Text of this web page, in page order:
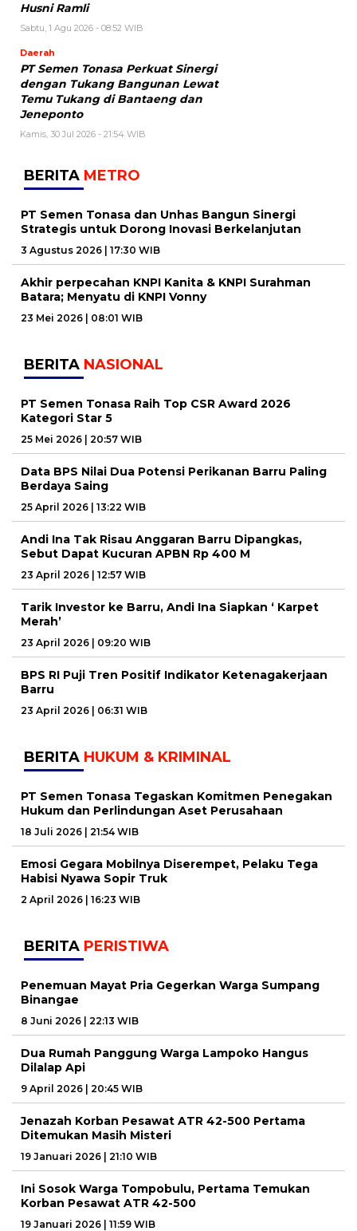
Husni Ramli
Sabtu, 1 Agu 2026 - 08:52 WIB
Daerah
PT Semen Tonasa Perkuat Sinergi
dengan Tukang Bangunan Lewat
Temu Tukang di Bantaeng dan
Jeneponto
Kamis, 30 Jul 2026 - 21:54 WIB
BERITA METRO
PT Semen Tonasa dan Unhas Bangun Sinergi
Strategis untuk Dorong Inovasi Berkelanjutan
3 Agustus 2026 | 17:30 WIB
Akhir perpecahan KNPI Kanita & KNPI Surahman
Batara; Menyatu di KNPI Vonny
23 Mei 2026 | 08:01 WIB
BERITA NASIONAL
PT Semen Tonasa Raih Top CSR Award 2026
Kategori Star 5
25 Mei 2026 | 20:57 WIB
Data BPS Nilai Dua Potensi Perikanan Barru Paling
Berdaya Saing
25 April 2026 | 13:22 WIB
Andi Ina Tak Risau Anggaran Barru Dipangkas,
Sebut Dapat Kucuran APBN Rp 400 M
23 April 2026 | 12:57 WIB
Tarik Investor ke Barru, Andi Ina Siapkan ‘ Karpet
Merah’
23 April 2026 | 09:20 WIB
BPS RI Puji Tren Positif Indikator Ketenagakerjaan
Barru
23 April 2026 | 06:31 WIB
BERITA HUKUM & KRIMINAL
PT Semen Tonasa Tegaskan Komitmen Penegakan
Hukum dan Perlindungan Aset Perusahaan
18 Juli 2026 | 21:54 WIB
Emosi Gegara Mobilnya Diserempet, Pelaku Tega
Habisi Nyawa Sopir Truk
2 April 2026 | 16:23 WIB
BERITA PERISTIWA
Penemuan Mayat Pria Gegerkan Warga Sumpang
Binangae
8 Juni 2026 | 22:13 WIB
Dua Rumah Panggung Warga Lampoko Hangus
Dilalap Api
9 April 2026 | 20:45 WIB
Jenazah Korban Pesawat ATR 42-500 Pertama
Ditemukan Masih Misteri
19 Januari 2026 | 21:10 WIB
Ini Sosok Warga Tompobulu, Pertama Temukan
Korban Pesawat ATR 42-500
19 Januari 2026 | 11:59 WIB